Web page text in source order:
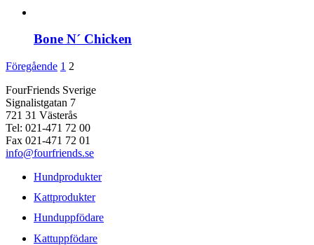
Bone N´ Chicken
Föregående 1 2
FourFriends Sverige
Signalistgatan 7
721 31 Västerås
Tel: 021-471 72 00
Fax 021-471 72 01
info@fourfriends.se
Hundprodukter
Kattprodukter
Hunduppfödare
Kattuppfödare